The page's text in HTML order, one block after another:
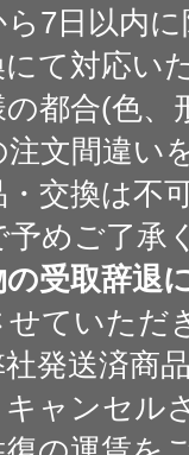
7日以内
にて対応い
の都合(色、
注文間違い
・交換は不
予めご了承
の受取辞退
せていただ
発送済商
ャンセル